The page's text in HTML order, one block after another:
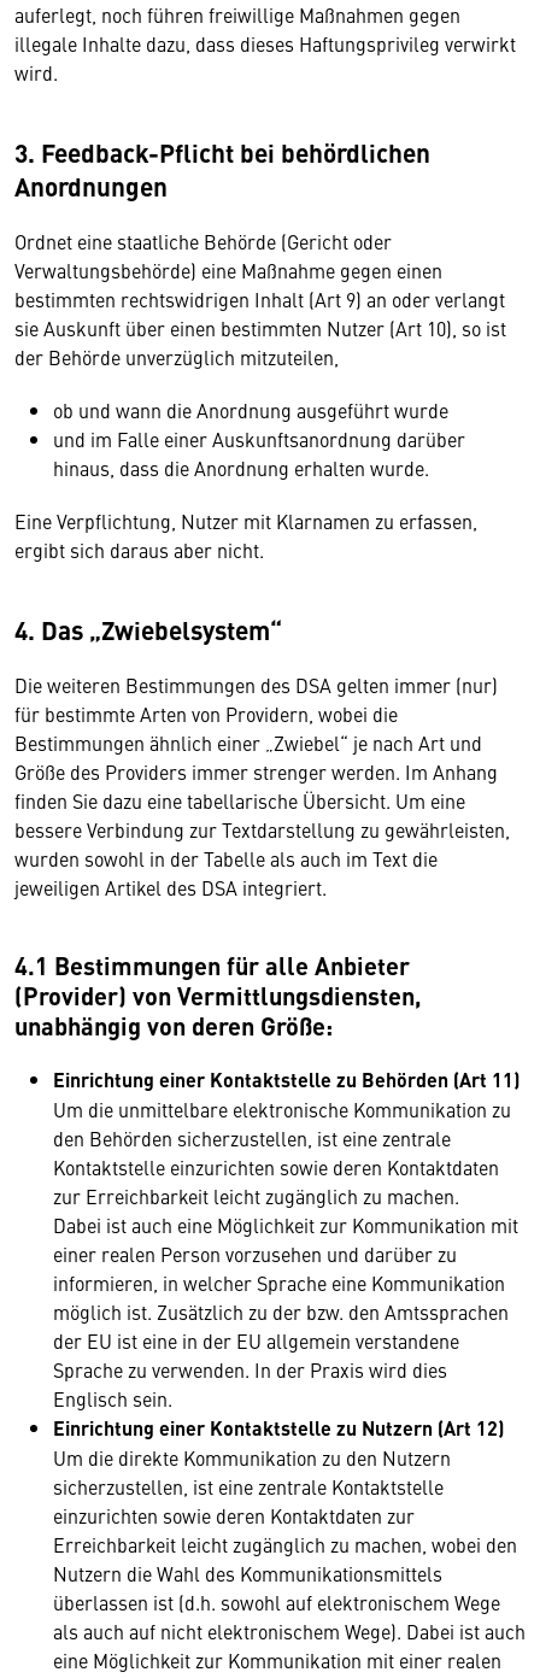
auferlegt, noch führen freiwillige Maßnahmen gegen
illegale Inhalte dazu, dass dieses Haftungsprivileg verwirkt
wird.
3. Feedback-Pflicht bei behördlichen
Anordnungen
Ordnet eine staatliche Behörde (Gericht oder
Verwaltungsbehörde) eine Maßnahme gegen einen
bestimmten rechtswidrigen Inhalt (Art 9) an oder verlangt
sie Auskunft über einen bestimmten Nutzer (Art 10), so ist
der Behörde unverzüglich mitzuteilen,
ob und wann die Anordnung ausgeführt wurde
und im Falle einer Auskunftsanordnung darüber
hinaus, dass die Anordnung erhalten wurde.
Eine Verpflichtung, Nutzer mit Klarnamen zu erfassen,
ergibt sich daraus aber nicht.
4. Das „Zwiebelsystem“
Die weiteren Bestimmungen des DSA gelten immer (nur)
für bestimmte Arten von Providern, wobei die
Bestimmungen ähnlich einer „Zwiebel“ je nach Art und
Größe des Providers immer strenger werden. Im Anhang
finden Sie dazu eine tabellarische Übersicht. Um eine
bessere Verbindung zur Textdarstellung zu gewährleisten,
wurden sowohl in der Tabelle als auch im Text die
jeweiligen Artikel des DSA integriert.
4.1 Bestimmungen für alle Anbieter
(Provider) von Vermittlungsdiensten,
unabhängig von deren Größe:
Einrichtung einer Kontaktstelle zu Behörden (Art 11)
Um die unmittelbare elektronische Kommunikation zu
den Behörden sicherzustellen, ist eine zentrale
Kontaktstelle einzurichten sowie deren Kontaktdaten
zur Erreichbarkeit leicht zugänglich zu machen.
Dabei ist auch eine Möglichkeit zur Kommunikation mit
einer realen Person vorzusehen und darüber zu
informieren, in welcher Sprache eine Kommunikation
möglich ist. Zusätzlich zu der bzw. den Amtssprachen
der EU ist eine in der EU allgemein verstandene
Sprache zu verwenden. In der Praxis wird dies
Englisch sein.
Einrichtung einer Kontaktstelle zu Nutzern (Art 12)
Um die direkte Kommunikation zu den Nutzern
sicherzustellen, ist eine zentrale Kontaktstelle
einzurichten sowie deren Kontaktdaten zur
Erreichbarkeit leicht zugänglich zu machen, wobei den
Nutzern die Wahl des Kommunikationsmittels
überlassen ist (d.h. sowohl auf elektronischem Wege
als auch auf nicht elektronischem Wege). Dabei ist auch
eine Möglichkeit zur Kommunikation mit einer realen